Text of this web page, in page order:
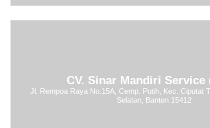
CV. Sinar Mandiri Service
Jl. Rempoa Raya No.15A, Cemp. Putih, Kec. Ciputat
Selatan, Banten 15412